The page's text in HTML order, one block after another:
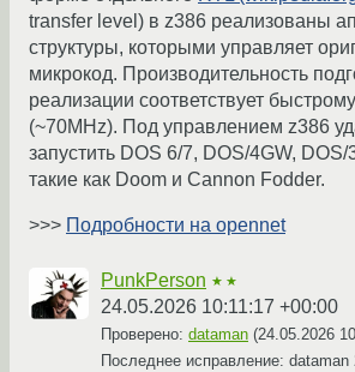
transfer level) в z386 реализованы
структуры, которыми управляет
микрокод. Производительность
реализации соответствует
(~70MHz). Под управлением z386
запустить DOS 6/7, DOS/4GW, DOS/
такие как Doom и Cannon Fodder.
>>> Подробности на opennet
PunkPerson ★★
24.05.2026 10:11:17 +00:00
Проверено: dataman (24.05.2026
Последнее исправление: dataman